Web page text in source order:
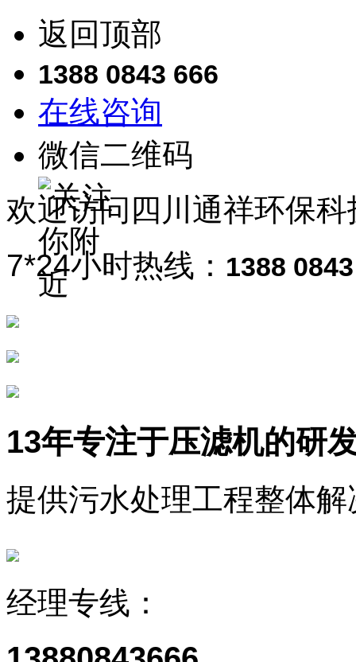
返回顶部
1388 0843 666
在线咨询
微信二维码
欢迎访问 四川通祥环保科
7*24小时热线： 1388
13年专注于压滤机的研
提供污水处理工程整体解
经理专线：